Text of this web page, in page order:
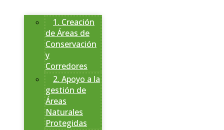
1. Creación
de Áreas de
Conservación
y
Corredores
2. Apoyo a la
gestión de
Áreas
Naturales
Protegidas